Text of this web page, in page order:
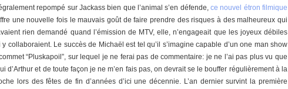
repompé sur Jackass bien que l’animal s’en défende, ce nouvel étron filmique
une nouvelle fois le mauvais goût de faire prendre des risques à des malheureux qui
rien demandé quand l’émission de MTV, elle, n’engageait que les joyeux débiles
y collaboraient. Le succès de Michaël est tel qu’il s’imagine capable d’un one man show
“Pluskapoil”, sur lequel je ne ferai pas de commentaire: je ne l’ai pas plus vu que
d’Arthur et de toute façon je ne m’en fais pas, on devrait se le bouffer régulièrement à la
lors des fêtes de fin d’années d’ici une décennie. L’an dernier survint la première